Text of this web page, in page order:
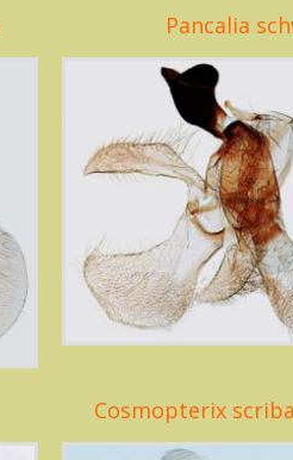
Pancalia
Cosmopterix